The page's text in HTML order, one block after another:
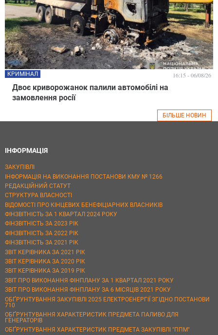
Двоє криворожанок палили автомобілі на
замовлення росії
КРИМІНАЛ 16:15 - 06/08/26
БІЛЬШЕ НОВИН
ІНФОРМАЦІЯ
ЗАКУПІВЛІ
ІНФОРМАЦІЯ НА ВИКОНАННЯ ПОСТАНОВИ КМУ № 1266
РЕДАКЦІЙНИЙ СТАТУТ
СТРУКТУРА ВЛАСНОСТІ
ВІДОМОСТІ ПРО КІНЦЕВИХ БЕНЕФІЦІАРНИХ ВЛАСНИКІВ
ФІНЗВІТНІСТЬ ЗА 1 КВАРТАЛ 2024 РОКУ
ФІНЗВІТНІСТЬ ЗА 2023 РІК
ФІНЗВІТНІСТЬ ЗА 2022 РІК
ФІНЗВІТНІСТЬ ЗА 2021 РІК
ЗВІТ КЕРІВНИКА ЗА 2021 РІК
ЗВІТ КЕРІВНИКА ЗА 2020 РІК
ЗВІТ КЕРІВНИКА ЗА 2019 РІК
ЗВІТ ПРО ВИКОНАННЯ ФІНПЛАНУ ЗА 1 КВАРТАЛ 2021 РОКУ
ЗВІТ ПРО ВИКОНАННЯ ФІНПЛАНУ ЗА 6 МІСЯЦІВ 2021 РОКУ
ОБҐРУНТУВАННЯ ЗАКУПІВЛІ 2025 ЕЛЕКТРОЕНЕРГІЇ ЗГІДНО ПОСТАНОВИ
710
ОБҐРУНТУВАННЯ ХАРАКТЕРИСТИК ПРЕДМЕТА ПАЛИВО ДЛЯ
ГЕНЕРАТОРІВ
ОБҐРУНТУВАННЯ ХАРАКТЕРИСТИК ПРЕДМЕТА ЗАКУПІВЛІ "ППМ"